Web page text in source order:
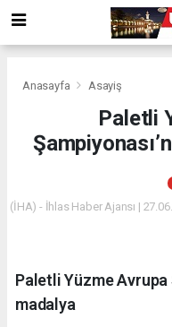
Anasayfa Asayiş
Paletli
(İHA) - İhlas Haber Ajansı |
Paletli Yüzme Avrupa
madalya